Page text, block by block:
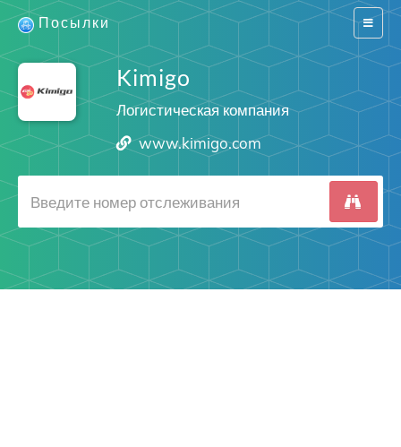
Switch
Посылки
Kimigo
Логистическая компания
www.kimigo.com